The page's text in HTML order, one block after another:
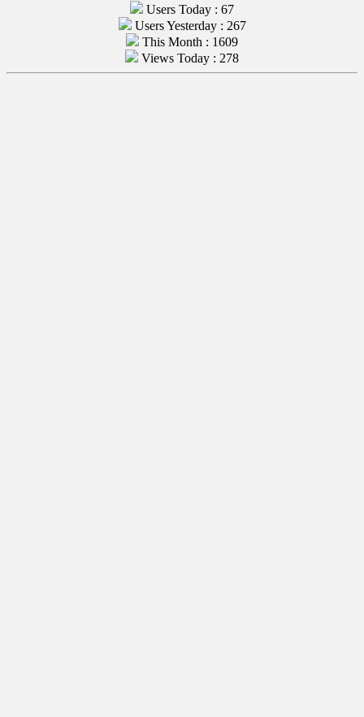
Users Today : 67
Users Yesterday : 267
This Month : 1609
Views Today : 278